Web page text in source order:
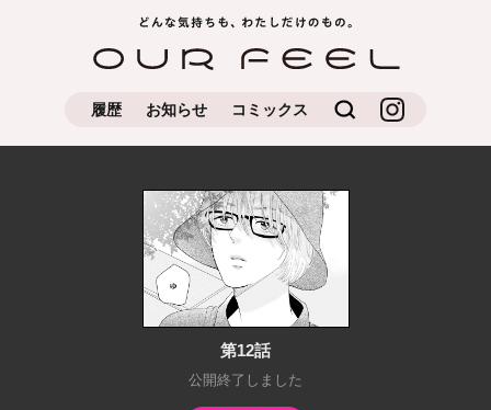
どんな気持ちもわたしだけの
もの
OUR FEEL
履歴 お知らせ コミックス 検索
OUR FEEL公
式Instagram
第12話
公開終了しました